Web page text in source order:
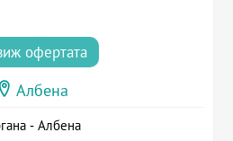
офертата
Албена
- Албена